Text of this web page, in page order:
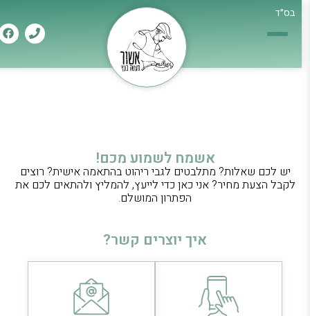
בס״ד
אשמח לשמוע מכם!
יש לכם שאלות? מתלבטים לגבי ריהוט בהתאמה אישית? רוצים
לקבל הצעת מחיר? אני כאן כדי לייעץ, להמליץ ולהתאים לכם את
הפתרון המושלם.
איך יוצרים קשר?